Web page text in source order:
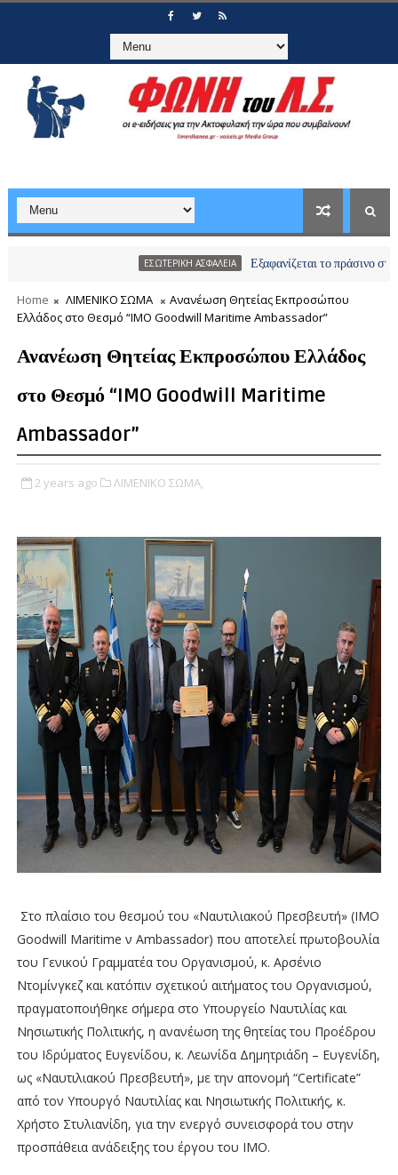
ΕΣΩΤΕΡΙΚΗ ΑΣΦΑΛΕΙΑ Εξαφανίζεται το πράσινο στη δυτική
Home ΛΙΜΕΝΙΚΟ ΣΩΜΑ
Ανανέωση Θητείας Εκπροσώπου
Ελλάδος στο Θεσμό “IMO Goodwill Maritime Ambassador”
Ανανέωση Θητείας Εκπροσώπου Ελλάδος
στο Θεσμό “IMO Goodwill Maritime
Ambassador”
2 years ago ΛΙΜΕΝΙΚΟ ΣΩΜΑ,
Στο πλαίσιο του θεσμού του «Ναυτιλιακού Πρεσβευτή» (ΙΜΟ
Goodwill Maritime ν Ambassador) που αποτελεί πρωτοβουλία
του Γενικού Γραμματέα του Οργανισμού, κ. Αρσένιο
Ντομίνγκεζ και κατόπιν σχετικού αιτήματος του Οργανισμού,
πραγματοποιήθηκε σήμερα στο Υπουργείο Ναυτιλίας και
Νησιωτικής Πολιτικής, η ανανέωση της θητείας του Προέδρου
του Ιδρύματος Ευγενίδου, κ. Λεωνίδα Δημητριάδη – Ευγενίδη,
ως «Ναυτιλιακού Πρεσβευτή», με την απονομή “Certificate”
από τον Υπουργό Ναυτιλίας και Νησιωτικής Πολιτικής, κ.
Χρήστο Στυλιανίδη, για την ενεργό συνεισφορά του στην
προσπάθεια ανάδειξης του έργου του ΙΜΟ.